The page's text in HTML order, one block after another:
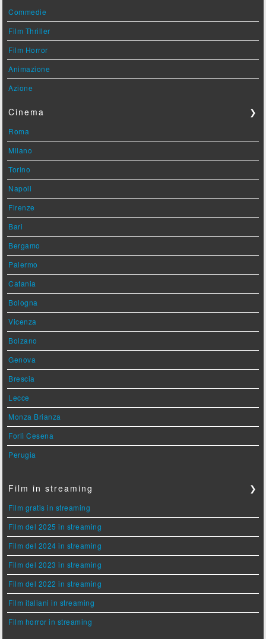
Commedie
Film Thriller
Film Horror
Animazione
Azione
Cinema ❯
Roma
Milano
Torino
Napoli
Firenze
Bari
Bergamo
Palermo
Catania
Bologna
Vicenza
Bolzano
Genova
Brescia
Lecce
Monza Brianza
Forlì Cesena
Perugia
Film in streaming ❯
Film gratis in streaming
Film del 2025 in streaming
Film del 2024 in streaming
Film del 2023 in streaming
Film del 2022 in streaming
Film italiani in streaming
Film horror in streaming